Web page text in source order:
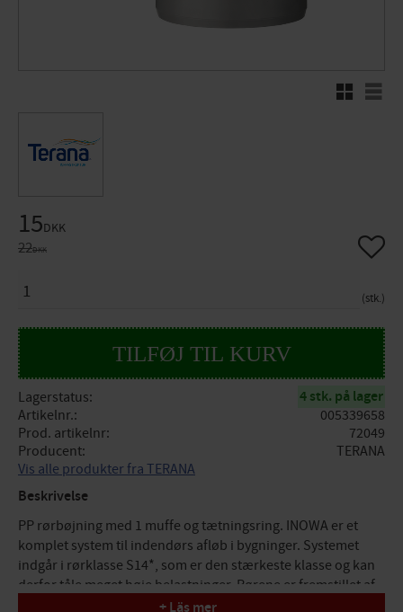
RutenettListe
Nedsat pris:
15DKK
Original pris:
22DKK
stk.
Gem
Lagerstatus 4 stk. på lager
Artikelnr.
005339658
Prod. artikelnr
72049
Producent
TERANA
Vis alle produkter fra TERANA
Beskrivelse
PP rørbøjning med 1 muffe og tætningsring. INOWA er et
komplet system til indendørs afløb i bygninger. Systemet
indgår i rørklasse S14*, som er den stærkeste klasse og kan
derfor tåle meget høje belastninger. Rørene er fremstillet af
genanvendeligt og korrosionsfrit PP (polypropylen) med høj
+ Läs mer